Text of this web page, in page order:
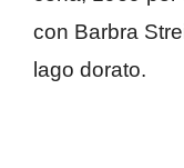
con Barbra
lago dorato.